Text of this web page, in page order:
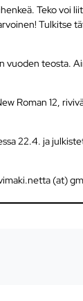
Teko voi
Tulkitse
vuoden teosta.
Roman 12,
22.4. ja
(at)